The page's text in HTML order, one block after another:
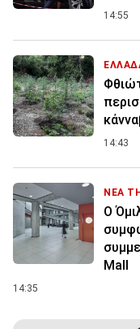
14:55
14:43
ΝΕΑ
Ο
Mall
14:35